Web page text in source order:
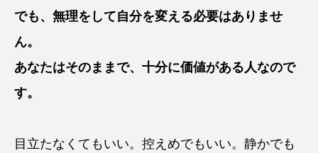
でも、無理をして自分を変える必要はありませ
ん。
あなたはそのままで、十分に価値がある人なので
す。
目立たなくてもいい。控えめでもいい。静かでも